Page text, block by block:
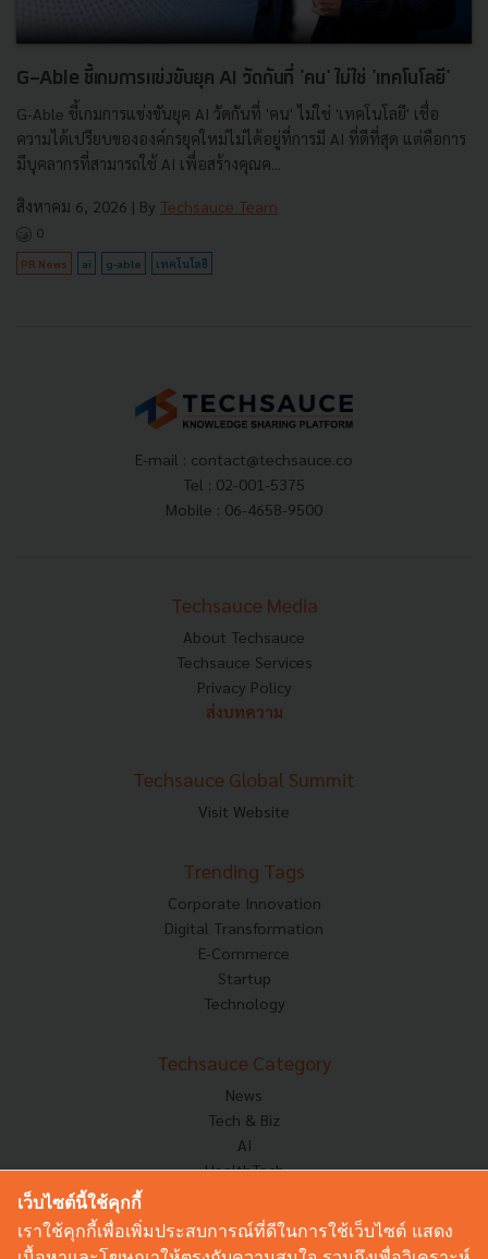
G-Able ชี้เกมการแข่งขันยุค AI วัดกันที่ 'คน' ไม่ใช่ 'เทคโนโลยี'
G-Able ชี้เกมการแข่งขันยุค AI วัดกันที่ 'คน' ไม่ใช่ 'เทคโนโลยี' เชื่อ
ความได้เปรียบขององค์กรยุคใหม่ไม่ได้อยู่ที่การมี AI ที่ดีที่สุด แต่คือการ
มีบุคลากรที่สามารถใช้ AI เพื่อสร้างคุณค...
สิงหาคม 6, 2026 | By Techsauce Team
0
PR News ai g-able เทคโนโลยี
E-mail : contact@techsauce.co
Tel : 02-001-5375
Mobile : 06-4658-9500
Techsauce Media
About Techsauce
Techsauce Services
Privacy Policy
ส่งบทความ
Techsauce Global Summit
Visit Website
Trending Tags
Corporate Innovation
Digital Transformation
E-Commerce
Startup
Technology
Techsauce Category
News
Tech & Biz
AI
HealthTech
Corp Innov
Saucy Thoughts
เว็บไซต์นี้ใช้คุกกี้
เราใช้คุกกี้เพื่อเพิ่มประสบการณ์ที่ดีในการใช้เว็บไซต์ แสดง